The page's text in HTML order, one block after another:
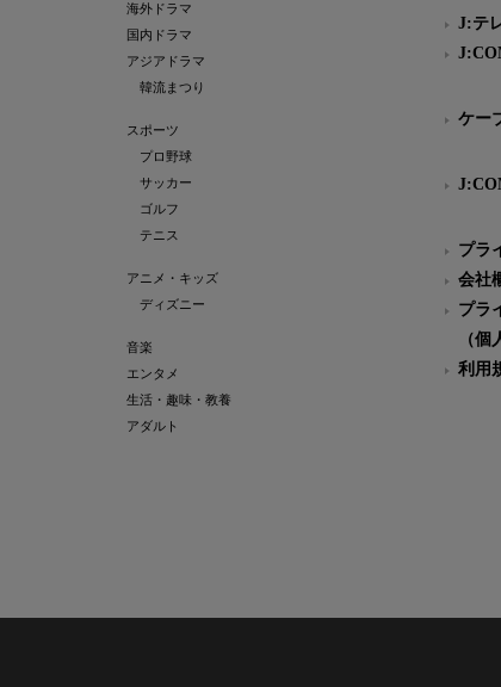
海外ドラマ
国内ドラマ
アジアドラマ
韓流まつり
スポーツ
プロ野球
サッカー
ゴルフ
テニス
アニメ・キッズ
ディズニー
音楽
エンタメ
生活・趣味・教養
アダルト
J:テ
ケー
プラ
会社
プラ
（
利用